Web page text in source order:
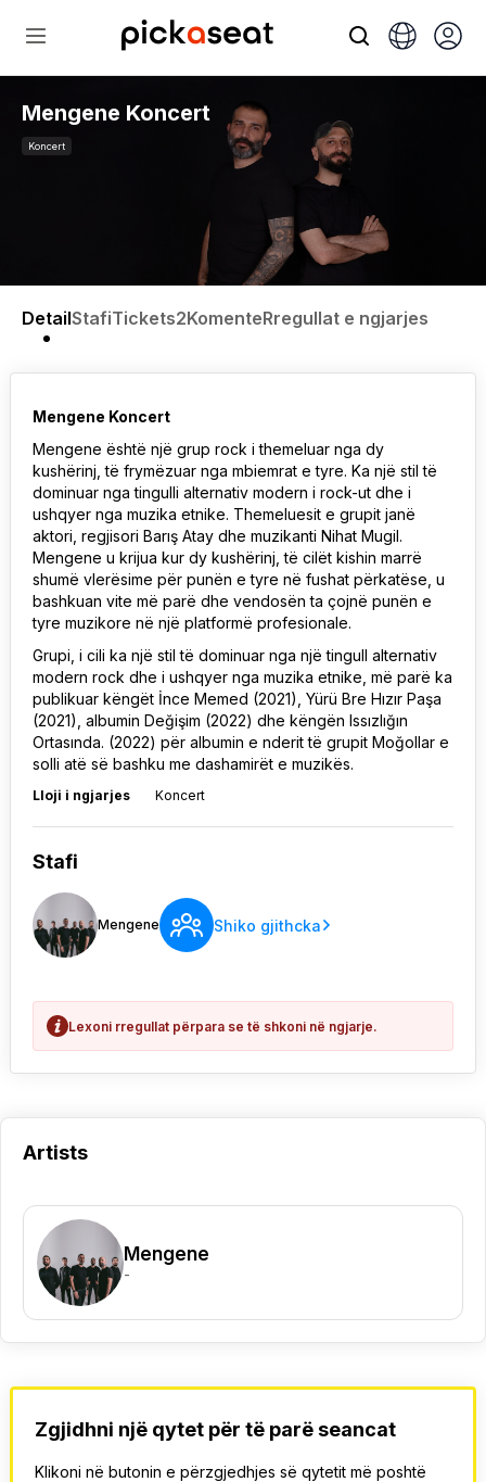
Mengene Koncert
Koncert
DetailStafiTickets2KomenteRregullat e ngjarjes
Mengene Koncert
Mengene është një grup rock i themeluar nga dy
kushërinj, të frymëzuar nga mbiemrat e tyre. Ka një stil të
dominuar nga tingulli alternativ modern i rock-ut dhe i
ushqyer nga muzika etnike. Themeluesit e grupit janë
aktori, regjisori Barış Atay dhe muzikanti Nihat Mugil.
Mengene u krijua kur dy kushërinj, të cilët kishin marrë
shumë vlerësime për punën e tyre në fushat përkatëse, u
bashkuan vite më parë dhe vendosën ta çojnë punën e
tyre muzikore në një platformë profesionale.
Grupi, i cili ka një stil të dominuar nga një tingull alternativ
modern rock dhe i ushqyer nga muzika etnike, më parë ka
publikuar këngët İnce Memed (2021), Yürü Bre Hızır Paşa
(2021), albumin Değişim (2022) dhe këngën Issızlığın
Ortasında. (2022) për albumin e nderit të grupit Moğollar e
solli atë së bashku me dashamirët e muzikës.
Lloji i ngjarjes Koncert
Stafi
Mengene Shiko gjithcka
Lexoni rregullat përpara se të shkoni në ngjarje.
Artists
Mengene
-
Zgjidhni një qytet për të parë seancat
Klikoni në butonin e përzgjedhjes së qytetit më poshtë